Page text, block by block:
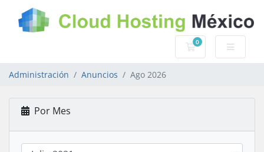
0
Carro de Pedidos
Administración Anuncios Ago 2026
Por Mes